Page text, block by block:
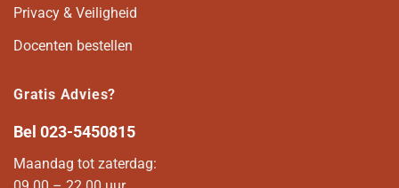
Privacy & Veiligheid
Docenten bestellen
Gratis Advies?
Bel 023-5450815
Maandag tot zaterdag: